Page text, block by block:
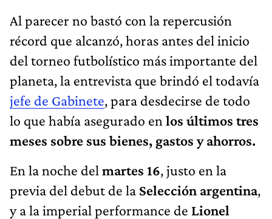
Al parecer no bastó con la repercusión
récord que alcanzó, horas antes del inicio
del torneo futbolístico más importante del
planeta, la entrevista que brindó el todavía
jefe de Gabinete, para desdecirse de todo
lo que había asegurado en los últimos tres
meses sobre sus bienes, gastos y ahorros.
En la noche del martes 16, justo en la
previa del debut de la Selección argentina,
y a la imperial performance de Lionel